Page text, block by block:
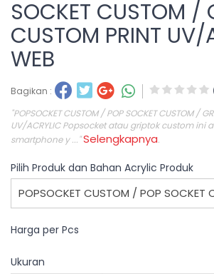
SOCKET CUSTOM /
CUSTOM PRINT UV/
WEB
Bagikan :
"POPSOCKET CUSTOM / POP SOCKET CUSTOM /
UV/ACRYLIC Popsocket atau griptok custom ini
smartphone y ..."Selengkapnya.
Pilih Produk dan Bahan Acrylic Produk
Harga per Pcs
Ukuran